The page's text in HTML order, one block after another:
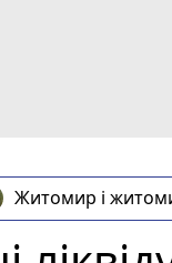
Житомир і